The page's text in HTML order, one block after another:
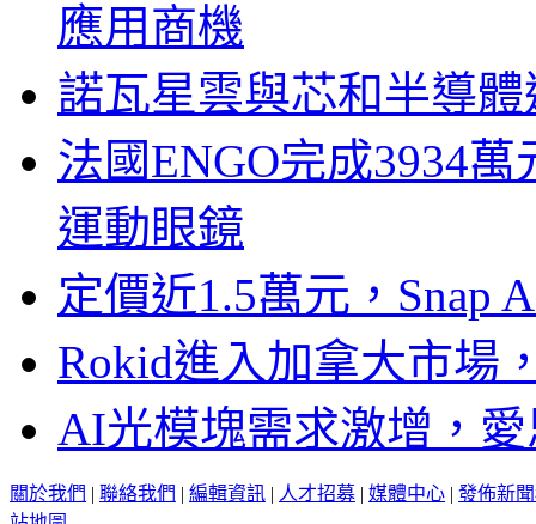
應用商機
諾瓦星雲與芯和半導
法國ENGO完成3934
運動眼鏡
定價近1.5萬元，Snap
Rokid進入加拿大市場
AI光模塊需求激增，
關於我們 | 聯絡我們 | 編輯資訊 | 人才招募 | 媒體中心 | 發佈新